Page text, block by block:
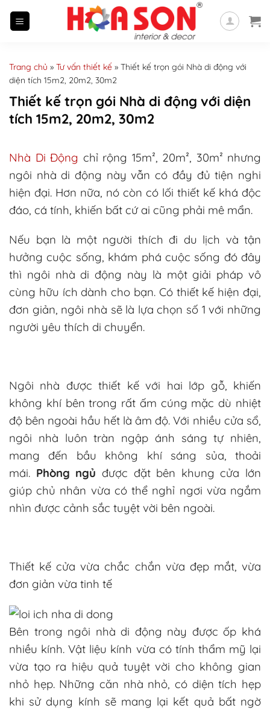
Trang chủ » Tư vấn thiết kế » Thiết kế trọn gói Nhà di động với
diện tích 15m2, 20m2, 30m2
Thiết kế trọn gói Nhà di động với diện
tích 15m2, 20m2, 30m2
Nhà Di Động chỉ rộng 15m², 20m², 30m² nhưng
ngôi nhà di động này vẫn có đầy đủ tiện nghi
hiện đại. Hơn nữa, nó còn có lối thiết kế khá độc
đáo, cá tính, khiến bất cứ ai cũng phải mê mẩn.
Nếu bạn là một người thích đi du lịch và tận
hưởng cuộc sống, khám phá cuộc sống đó đây
thì ngôi nhà di động này là một giải pháp vô
cùng hữu ích dành cho bạn. Có thiết kế hiện đại,
đơn giản, ngôi nhà sẽ là lựa chọn số 1 với những
người yêu thích di chuyển.
Ngôi nhà được thiết kế với hai lớp gỗ, khiến
không khí bên trong rất ấm cúng mặc dù nhiệt
độ bên ngoài hầu hết là âm độ. Với nhiều cửa sổ,
ngôi nhà luôn tràn ngập ánh sáng tự nhiên,
mang đến bầu không khí sáng sủa, thoải
mái. Phòng ngủ được đặt bên khung cửa lớn
giúp chủ nhân vừa có thể nghỉ ngơi vừa ngắm
nhìn được cảnh sắc tuyệt vời bên ngoài.
Thiết kế cửa vừa chắc chắn vừa đẹp mắt, vừa
đơn giản vừa tinh tế
Bên trong ngôi nhà di động này được ốp khá
nhiều kính. Vật liệu kính vừa có tính thẩm mỹ lại
vừa tạo ra hiệu quả tuyệt vời cho không gian
nhỏ hẹp. Những căn nhà nhỏ, có diện tích hẹp
khi sử dụng kính sẽ mang lại kết quả bất ngờ